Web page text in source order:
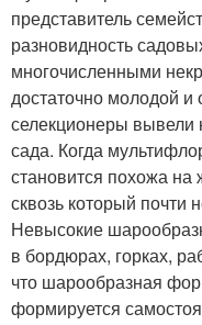
представитель
разновидность
многочисленными
достаточно молодой и
селекционеры вывели
сада. Когда
становится похожа
сквозь который почти
Невысокие
в бордюрах, горках,
что шарообразная
формируется